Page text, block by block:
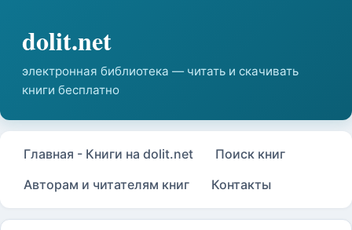
Главная - Книги на dolit.net
Поиск книг
Авторам и читателям книг
Контакты